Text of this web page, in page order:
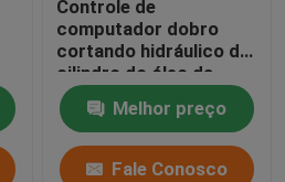
Controle de
computador dobro
cortando hidráulico do
cilindro do óleo da
máquina da máscara
facial Melhor preço
Fale Conosco